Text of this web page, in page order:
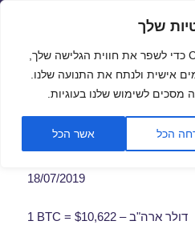
פתח
שלך
אנו משתמשים בקובצי Cookie כדי לשפר את חווית הגלישה שלך,
אישית ולנתח את התנועה שלנו.
לשימוש שלנו בעוגיות.
הכל אשר הכל
– שער יציג
תפריטים
ווידג'טים
07/2019
18/07/2019
1 BTC = $10,622 – דולר ארה"ב